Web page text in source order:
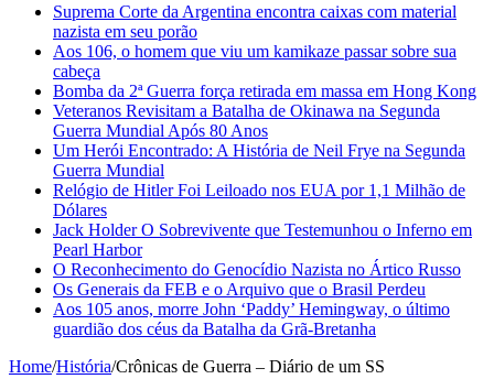
Suprema Corte da Argentina encontra caixas com material
nazista em seu porão
Aos 106, o homem que viu um kamikaze passar sobre sua
cabeça
Bomba da 2ª Guerra força retirada em massa em Hong Kong
Veteranos Revisitam a Batalha de Okinawa na Segunda
Guerra Mundial Após 80 Anos
Um Herói Encontrado: A História de Neil Frye na Segunda
Guerra Mundial
Relógio de Hitler Foi Leiloado nos EUA por 1,1 Milhão de
Dólares
Jack Holder O Sobrevivente que Testemunhou o Inferno em
Pearl Harbor
O Reconhecimento do Genocídio Nazista no Ártico Russo
Os Generais da FEB e o Arquivo que o Brasil Perdeu
Aos 105 anos, morre John ‘Paddy’ Hemingway, o último
guardião dos céus da Batalha da Grã-Bretanha
Home/História/Crônicas de Guerra – Diário de um SS